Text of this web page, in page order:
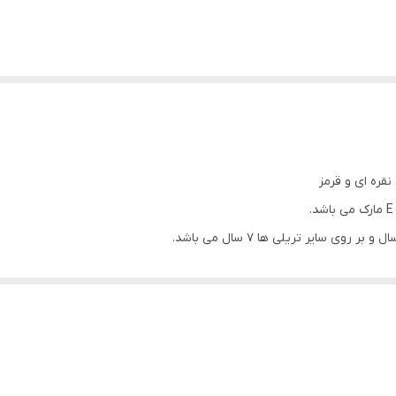
ای و قرمز